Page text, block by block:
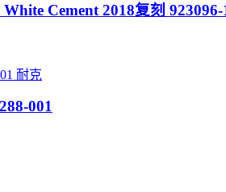
Cement 2018复刻 923096-
耐克
001